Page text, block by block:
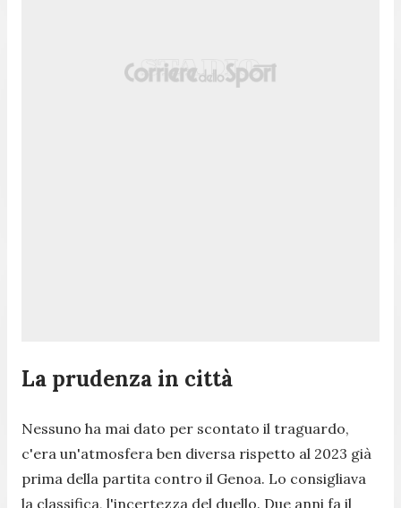
La prudenza in città
Nessuno ha mai dato per scontato il traguardo,
c'era un'atmosfera ben diversa rispetto al 2023 già
prima della partita contro il Genoa. Lo consigliava
la classifica, l'incertezza del duello. Due anni fa il